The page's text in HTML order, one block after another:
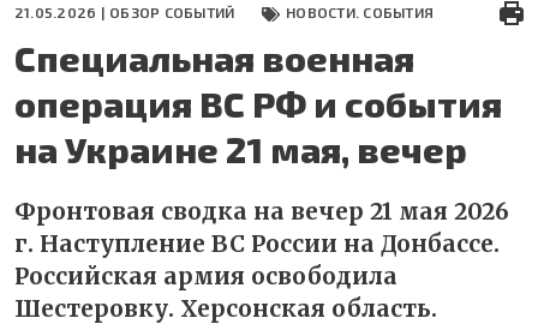
21.05.2026 | ОБЗОР СОБЫТИЙ НОВОСТИ. СОБЫТИЯ
Специальная военная
операция ВС РФ и события
на Украине 21 мая, вечер
Фронтовая сводка на вечер 21 мая 2026
г. Наступление ВС России на Донбассе.
Российская армия освободила
Шестеровку. Херсонская область.